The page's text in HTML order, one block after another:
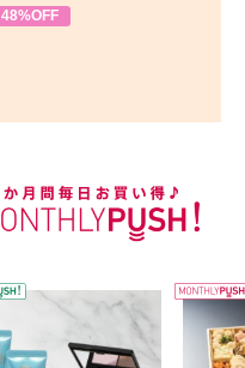
48%OFF
WEEKLY PUSH